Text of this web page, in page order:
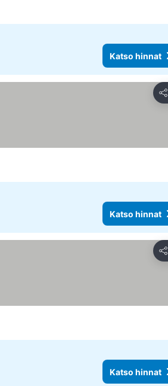
Katso hinnat
Jaa
Katso hinnat
Jaa
Katso hinnat